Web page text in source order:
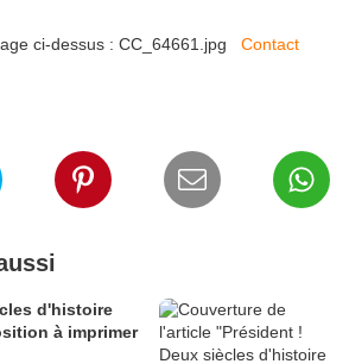
ci-dessus : CC_64661.jpg Contact
d'histoire
à imprimer